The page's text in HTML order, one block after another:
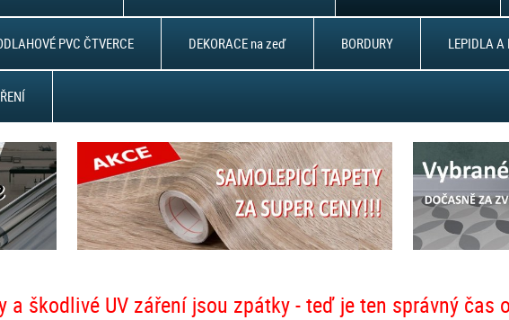
PVC ČTVERCE DEKORACE na zeď BORDURY LEPIDLA A
a škodlivé UV záření jsou zpátky - teď je ten správný čas